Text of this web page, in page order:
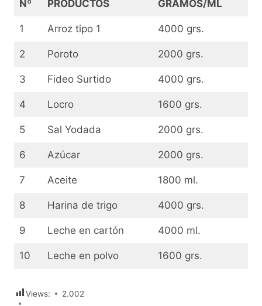
Nº PRODUCTOS GRAMOS/ML
1 Arroz tipo 1 4000 grs.
2 Poroto 2000 grs.
3 Fideo Surtido 4000 grs.
4 Locro 1600 grs.
5 Sal Yodada 2000 grs.
6 Azúcar 2000 grs.
7 Aceite 1800 ml.
8 Harina de trigo 4000 grs.
9 Leche en cartón 4000 ml.
10 Leche en polvo 1600 grs.
Views: 2.002